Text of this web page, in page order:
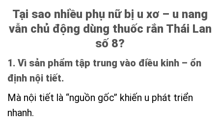
Tại sao nhiều phụ nữ bị u xơ – u nang
vẫn chủ động dùng thuốc rắn Thái Lan
số 8?
1. Vì sản phẩm tập trung vào điều kinh – ổn
định nội tiết.
Mà nội tiết là “nguồn gốc” khiến u phát triển
nhanh.